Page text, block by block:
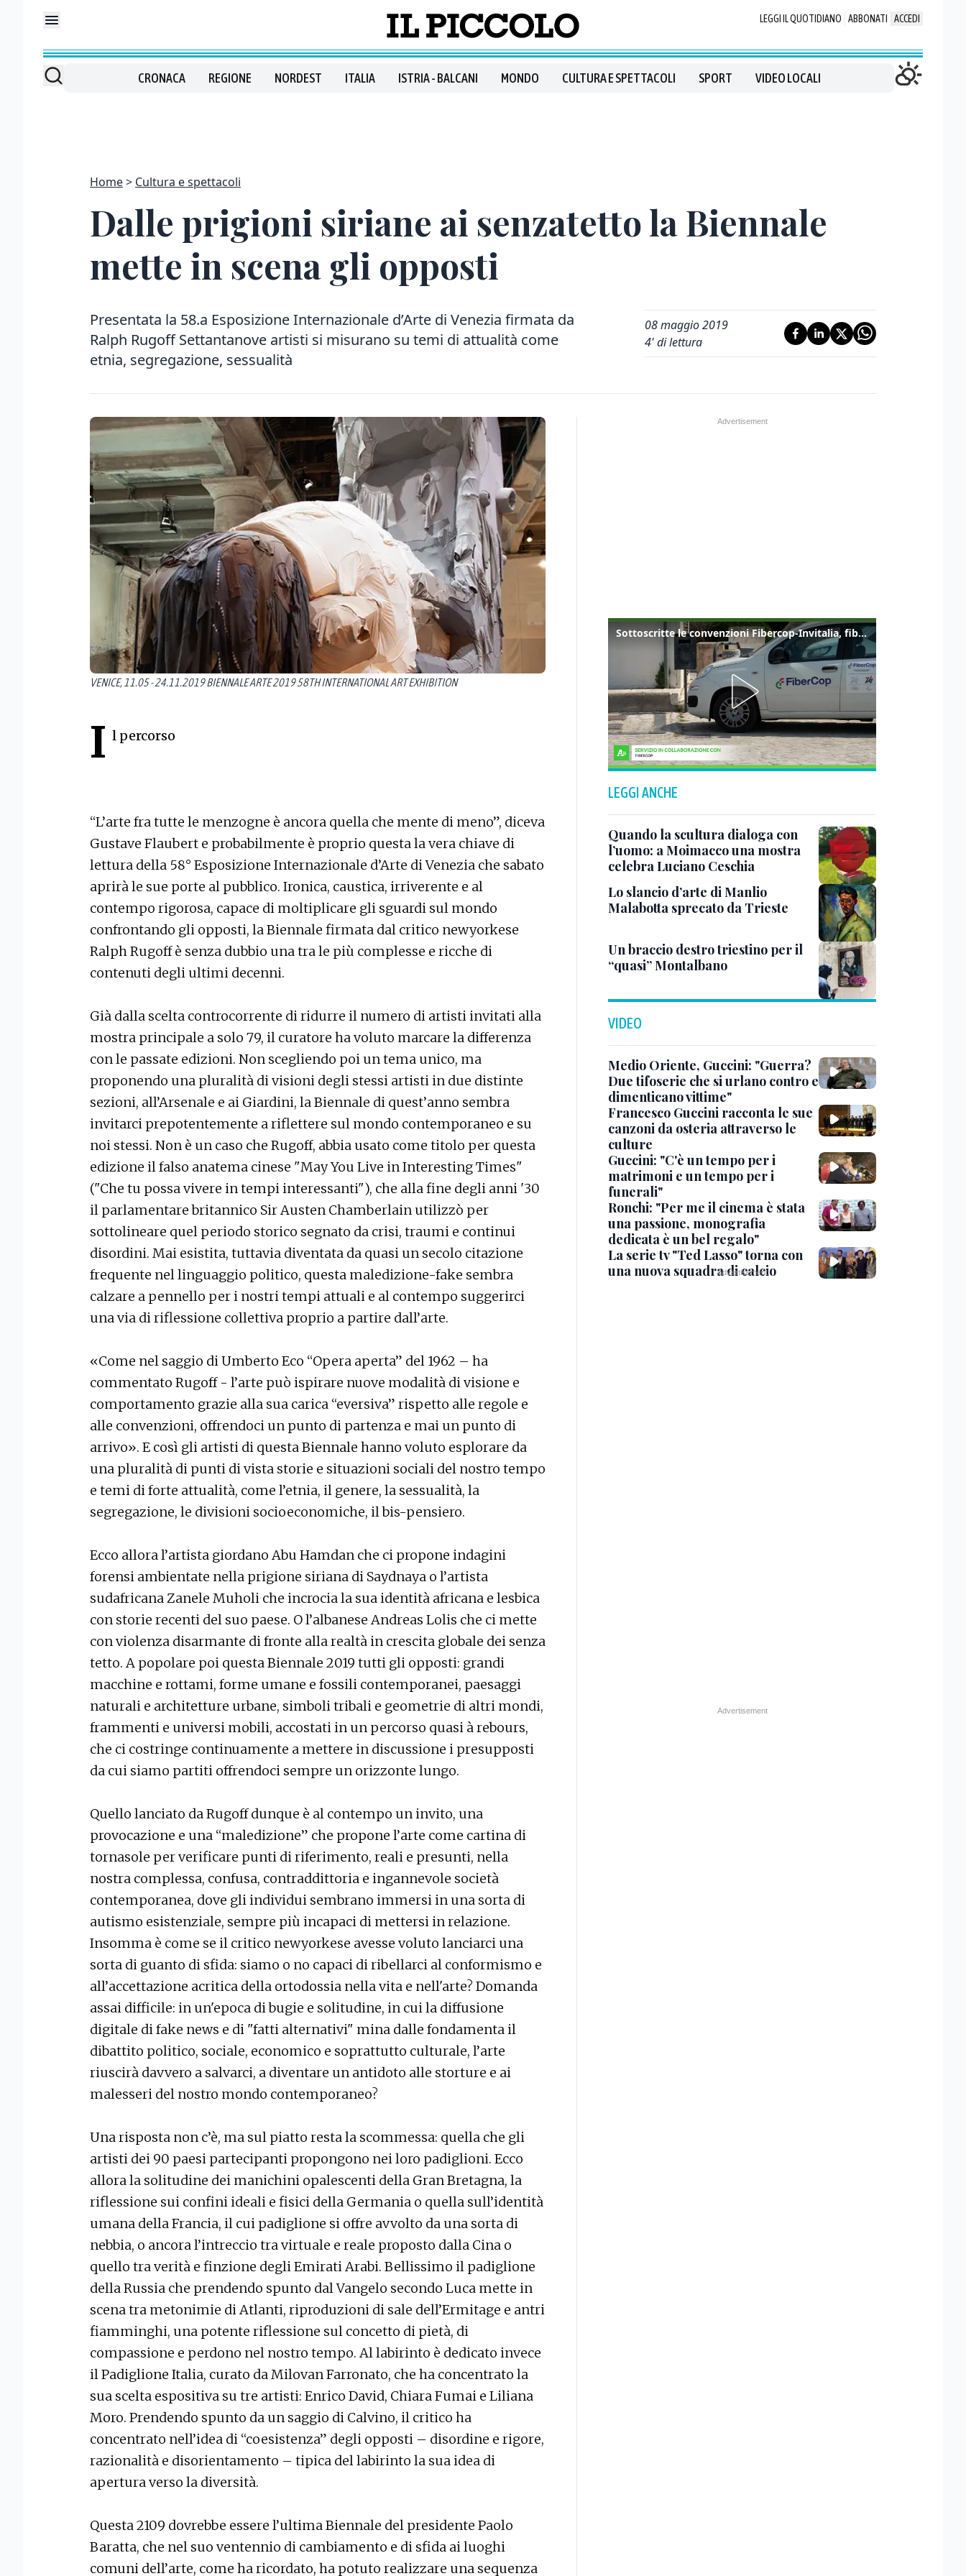
LEGGI IL QUOTIDIANO ABBONATI ACCEDI
CRONACA REGIONE NORDEST ITALIA ISTRIA - BALCANI MONDO CULTURA E SPETTACOLI SPORT VIDEO LOCALI
Home Cultura e spettacoli
Dalle prigioni siriane ai senzatetto la Biennale
mette in scena gli opposti
Presentata la 58.a Esposizione Internazionale d’Arte di Venezia firmata da
Ralph Rugoff Settantanove artisti si misurano su temi di attualità come
etnia, segregazione, sessualità
08 maggio 2019
4' di lettura
VENICE, 11.05 - 24.11.2019 BIENNALE ARTE 2019 58TH INTERNATIONAL ART EXHIBITION
I l percorso
“L’arte fra tutte le menzogne è ancora quella che mente di meno”, diceva
Gustave Flaubert e probabilmente è proprio questa la vera chiave di
lettura della 58° Esposizione Internazionale d’Arte di Venezia che sabato
aprirà le sue porte al pubblico. Ironica, caustica, irriverente e al
contempo rigorosa, capace di moltiplicare gli sguardi sul mondo
confrontando gli opposti, la Biennale firmata dal critico newyorkese
Ralph Rugoff è senza dubbio una tra le più complesse e ricche di
contenuti degli ultimi decenni.
Già dalla scelta controcorrente di ridurre il numero di artisti invitati alla
mostra principale a solo 79, il curatore ha voluto marcare la differenza
con le passate edizioni. Non scegliendo poi un tema unico, ma
proponendo una pluralità di visioni degli stessi artisti in due distinte
sezioni, all’Arsenale e ai Giardini, la Biennale di quest’anno sembra
invitarci prepotentemente a riflettere sul mondo contemporaneo e su
noi stessi. Non è un caso che Rugoff, abbia usato come titolo per questa
edizione il falso anatema cinese "May You Live in Interesting Times"
("Che tu possa vivere in tempi interessanti"), che alla fine degli anni '30
il parlamentare britannico Sir Austen Chamberlain utilizzò per
sottolineare quel periodo storico segnato da crisi, traumi e continui
disordini. Mai esistita, tuttavia diventata da quasi un secolo citazione
frequente nel linguaggio politico, questa maledizione-fake sembra
calzare a pennello per i nostri tempi attuali e al contempo suggerirci
una via di riflessione collettiva proprio a partire dall’arte.
«Come nel saggio di Umberto Eco “Opera aperta” del 1962 – ha
commentato Rugoff - l’arte può ispirare nuove modalità di visione e
comportamento grazie alla sua carica “eversiva” rispetto alle regole e
alle convenzioni, offrendoci un punto di partenza e mai un punto di
arrivo». E così gli artisti di questa Biennale hanno voluto esplorare da
una pluralità di punti di vista storie e situazioni sociali del nostro tempo
e temi di forte attualità, come l’etnia, il genere, la sessualità, la
segregazione, le divisioni socioeconomiche, il bis-pensiero.
Ecco allora l’artista giordano Abu Hamdan che ci propone indagini
forensi ambientate nella prigione siriana di Saydnaya o l’artista
sudafricana Zanele Muholi che incrocia la sua identità africana e lesbica
con storie recenti del suo paese. O l’albanese Andreas Lolis che ci mette
con violenza disarmante di fronte alla realtà in crescita globale dei senza
tetto. A popolare poi questa Biennale 2019 tutti gli opposti: grandi
macchine e rottami, forme umane e fossili contemporanei, paesaggi
naturali e architetture urbane, simboli tribali e geometrie di altri mondi,
frammenti e universi mobili, accostati in un percorso quasi à rebours,
che ci costringe continuamente a mettere in discussione i presupposti
da cui siamo partiti offrendoci sempre un orizzonte lungo.
Quello lanciato da Rugoff dunque è al contempo un invito, una
provocazione e una “maledizione” che propone l’arte come cartina di
tornasole per verificare punti di riferimento, reali e presunti, nella
nostra complessa, confusa, contraddittoria e ingannevole società
contemporanea, dove gli individui sembrano immersi in una sorta di
autismo esistenziale, sempre più incapaci di mettersi in relazione.
Insomma è come se il critico newyorkese avesse voluto lanciarci una
sorta di guanto di sfida: siamo o no capaci di ribellarci al conformismo e
all’accettazione acritica della ortodossia nella vita e nell'arte? Domanda
assai difficile: in un'epoca di bugie e solitudine, in cui la diffusione
digitale di fake news e di "fatti alternativi" mina dalle fondamenta il
dibattito politico, sociale, economico e soprattutto culturale, l’arte
riuscirà davvero a salvarci, a diventare un antidoto alle storture e ai
malesseri del nostro mondo contemporaneo?
Una risposta non c’è, ma sul piatto resta la scommessa: quella che gli
artisti dei 90 paesi partecipanti propongono nei loro padiglioni. Ecco
allora la solitudine dei manichini opalescenti della Gran Bretagna, la
riflessione sui confini ideali e fisici della Germania o quella sull’identità
umana della Francia, il cui padiglione si offre avvolto da una sorta di
nebbia, o ancora l’intreccio tra virtuale e reale proposto dalla Cina o
quello tra verità e finzione degli Emirati Arabi. Bellissimo il padiglione
della Russia che prendendo spunto dal Vangelo secondo Luca mette in
scena tra metonimie di Atlanti, riproduzioni di sale dell’Ermitage e antri
fiamminghi, una potente riflessione sul concetto di pietà, di
compassione e perdono nel nostro tempo. Al labirinto è dedicato invece
il Padiglione Italia, curato da Milovan Farronato, che ha concentrato la
sua scelta espositiva su tre artisti: Enrico David, Chiara Fumai e Liliana
Moro. Prendendo spunto da un saggio di Calvino, il critico ha
concentrato nell’idea di “coesistenza” degli opposti – disordine e rigore,
razionalità e disorientamento – tipica del labirinto la sua idea di
apertura verso la diversità.
Questa 2109 dovrebbe essere l’ultima Biennale del presidente Paolo
Baratta, che nel suo ventennio di cambiamento e di sfida ai luoghi
comuni dell’arte, come ha ricordato, ha potuto realizzare una sequenza
Sottoscritte le convenzioni Fibercop-Invitalia, fibra ottica per 477 mila civici
LEGGI ANCHE
Quando la scultura dialoga con
l’uomo: a Moimacco una mostra
celebra Luciano Ceschia
Lo slancio d’arte di Manlio
Malabotta sprecato da Trieste
Un braccio destro triestino per il
“quasi” Montalbano
VIDEO
Medio Oriente, Guccini: "Guerra?
Due tifoserie che si urlano contro e
dimenticano vittime"
Francesco Guccini racconta le sue
canzoni da osteria attraverso le
culture
Guccini: "C'è un tempo per i
matrimoni e un tempo per i
funerali"
Ronchi: "Per me il cinema è stata
una passione, monografia
dedicata è un bel regalo"
La serie tv "Ted Lasso" torna con
una nuova squadra di calcio